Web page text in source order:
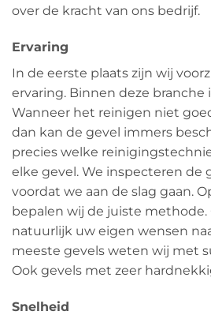
over de kracht van ons bedrijf.
Ervaring
In de eerste plaats zijn wij
ervaring. Binnen deze branche
Wanneer het reinigen niet
dan kan de gevel immers
precies welke
elke gevel. We inspecteren de
voordat we aan de slag gaan.
bepalen wij de juiste
natuurlijk uw eigen wensen
meeste gevels weten wij met
Ook gevels met zeer
Snelheid